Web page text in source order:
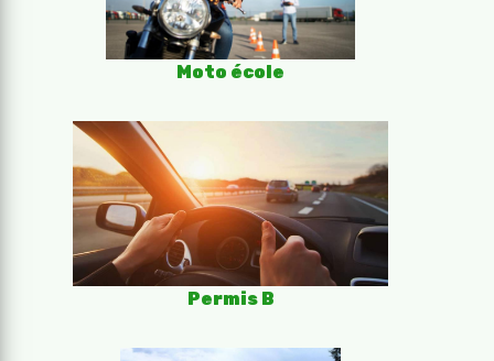
Moto école
Permis B